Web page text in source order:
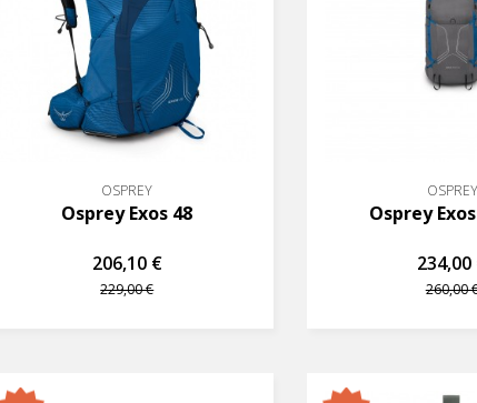
OSPREY
Osprey Exos 48
206,10 €
229,00 €
OSPREY
Osprey
234,00
260,00